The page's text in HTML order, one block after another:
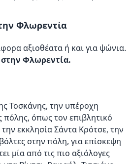
Φλωρεντία
αξιοθέατα ή και για ψώνια.
Φλωρεντία.
Τοσκάνης, την υπέροχη
όπως τον επιβλητικό
εκκλησία Σάντα Κρότσε, την
στην πόλη, για επίσκεψη
μία από τις πιο αξιόλογες